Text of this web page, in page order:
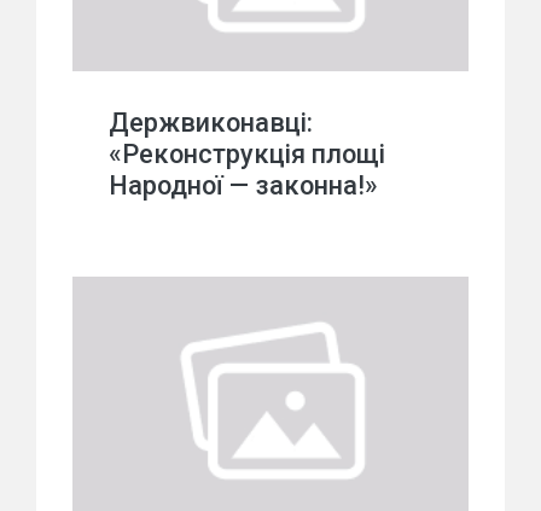
Держвиконавці:
«Реконструкція площі
Народної — законна!»